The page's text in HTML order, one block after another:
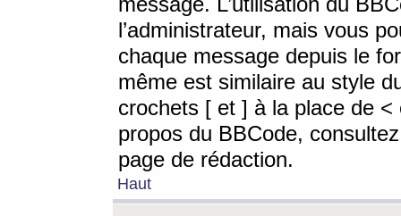
l’administrateur, mais vous
chaque message depuis le
même est similaire au style
crochets [ et ] à la place de <
propos du BBCode,
page de rédaction.
Haut